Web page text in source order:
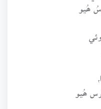
ھُيو
ھُيو